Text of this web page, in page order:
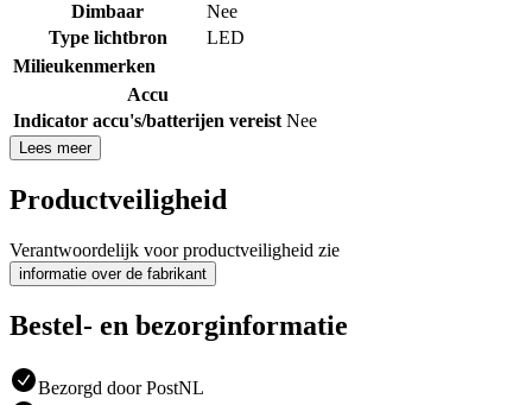
Dimbaar
Nee
Type lichtbron
LED
Milieukenmerken
Accu
Indicator accu's/batterijen vereist Nee
Lees meer
Productveiligheid
Verantwoordelijk voor productveiligheid zie
informatie over de fabrikant
Bestel- en bezorginformatie
Bezorgd door PostNL